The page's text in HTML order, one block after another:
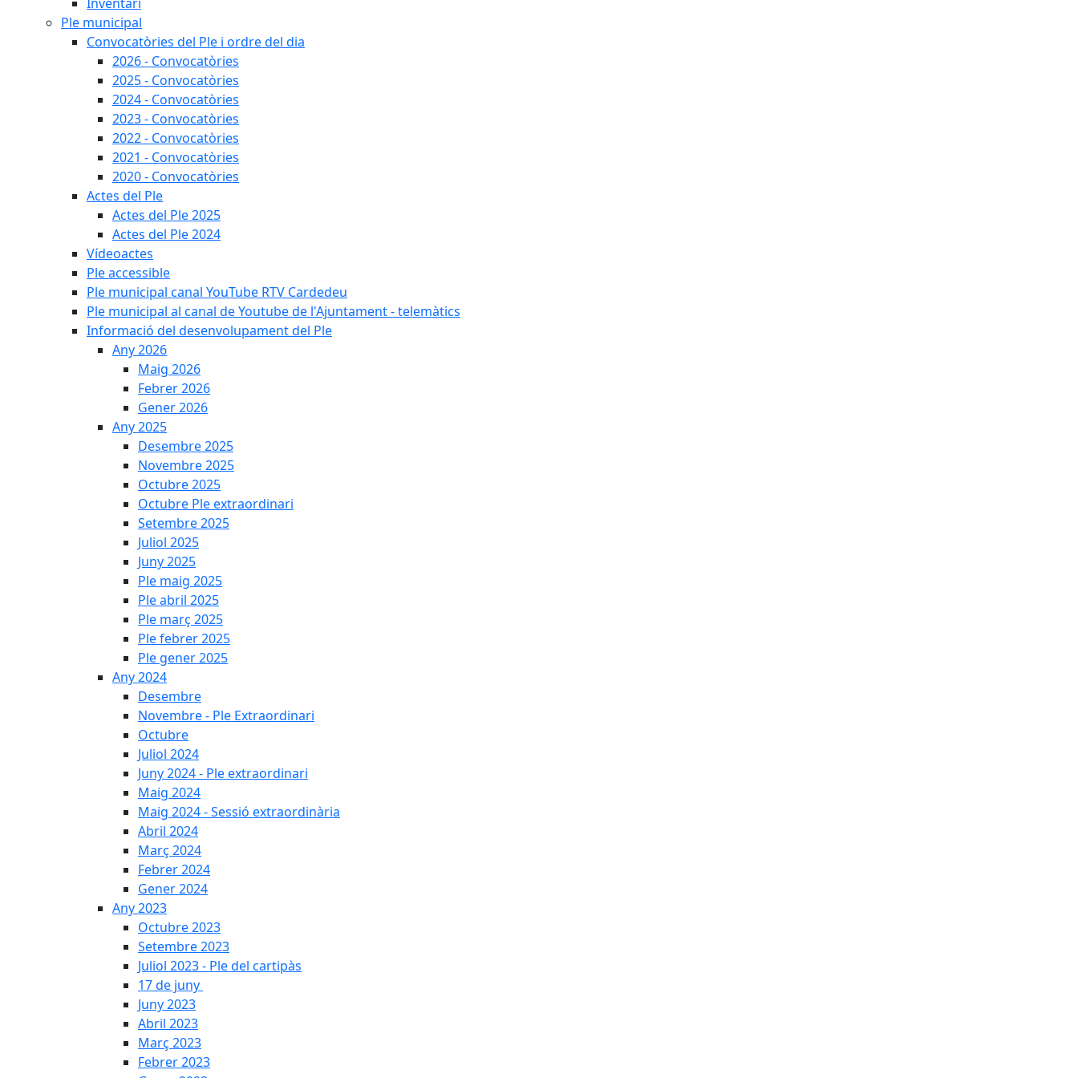
Ple municipal
Convocatòries del Ple i ordre del dia
2026 - Convocatòries
2025 - Convocatòries
2024 - Convocatòries
2023 - Convocatòries
2022 - Convocatòries
2021 - Convocatòries
2020 - Convocatòries
Actes del Ple
Actes del Ple 2025
Actes del Ple 2024
Vídeoactes
Ple accessible
Ple municipal canal YouTube RTV Cardedeu
Ple municipal al canal de Youtube de l'Ajuntament - telemàtics
Informació del desenvolupament del Ple
Any 2026
Maig 2026
Febrer 2026
Gener 2026
Any 2025
Desembre 2025
Novembre 2025
Octubre 2025
Octubre Ple extraordinari
Setembre 2025
Juliol 2025
Juny 2025
Ple maig 2025
Ple abril 2025
Ple març 2025
Ple febrer 2025
Ple gener 2025
Any 2024
Desembre
Novembre - Ple Extraordinari
Octubre
Juliol 2024
Juny 2024 - Ple extraordinari
Maig 2024
Maig 2024 - Sessió extraordinària
Abril 2024
Març 2024
Febrer 2024
Gener 2024
Any 2023
Octubre 2023
Setembre 2023
Juliol 2023 - Ple del cartipàs
17 de juny
Juny 2023
Abril 2023
Març 2023
Febrer 2023